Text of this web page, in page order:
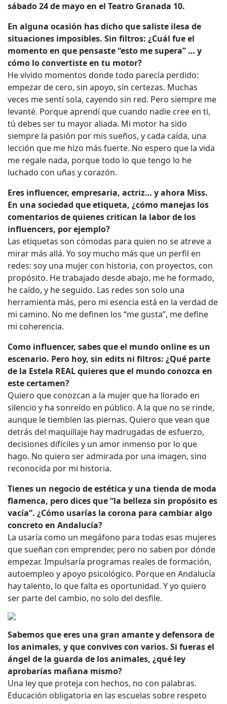
sábado 24 de mayo en el Teatro Granada 10.
En alguna ocasión has dicho que saliste ilesa de
situaciones imposibles. Sin filtros: ¿Cuál fue el
momento en que pensaste “esto me supera” … y
cómo lo convertiste en tu motor?
He vivido momentos donde todo parecía perdido:
empezar de cero, sin apoyo, sin certezas. Muchas
veces me sentí sola, cayendo sin red. Pero siempre me
levanté. Porque aprendí que cuando nadie cree en ti,
tú debes ser tu mayor aliada. Mi motor ha sido
siempre la pasión por mis sueños, y cada caída, una
lección que me hizo más fuerte. No espero que la vida
me regale nada, porque todo lo que tengo lo he
luchado con uñas y corazón.
Eres influencer, empresaria, actriz… y ahora Miss.
En una sociedad que etiqueta, ¿cómo manejas los
comentarios de quienes critican la labor de los
influencers, por ejemplo?
Las etiquetas son cómodas para quien no se atreve a
mirar más allá. Yo soy mucho más que un perfil en
redes: soy una mujer con historia, con proyectos, con
propósito. He trabajado desde abajo, me he formado,
he caído, y he seguido. Las redes son solo una
herramienta más, pero mi esencia está en la verdad de
mi camino. No me definen los “me gusta”, me define
mi coherencia.
Como influencer, sabes que el mundo online es un
escenario. Pero hoy, sin edits ni filtros: ¿Qué parte
de la Estela REAL quieres que el mundo conozca en
este certamen?
Quiero que conozcan a la mujer que ha llorado en
silencio y ha sonreído en público. A la que no se rinde,
aunque le tiemblen las piernas. Quiero que vean que
detrás del maquillaje hay madrugadas de esfuerzo,
decisiones difíciles y un amor inmenso por lo que
hago. No quiero ser admirada por una imagen, sino
reconocida por mi historia.
Tienes un negocio de estética y una tienda de moda
flamenca, pero dices que “la belleza sin propósito es
vacía”. ¿Cómo usarías la corona para cambiar algo
concreto en Andalucía?
La usaría como un megáfono para todas esas mujeres
que sueñan con emprender, pero no saben por dónde
empezar. Impulsaría programas reales de formación,
autoempleo y apoyo psicológico. Porque en Andalucía
hay talento, lo que falta es oportunidad. Y yo quiero
ser parte del cambio, no solo del desfile.
Sabemos que eres una gran amante y defensora de
los animales, y que convives con varios. Si fueras el
ángel de la guarda de los animales, ¿qué ley
aprobarías mañana mismo?
Una ley que proteja con hechos, no con palabras.
Educación obligatoria en las escuelas sobre respeto